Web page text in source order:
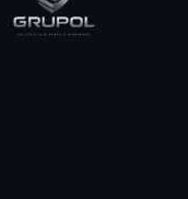
Informações»Empresa
eletrônica,
empresa